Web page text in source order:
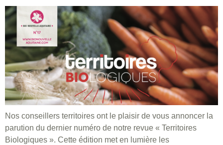
Nos conseillers territoires ont le plaisir de vous annoncer la
parution du dernier numéro de notre revue « Territoires
Biologiques ». Cette édition met en lumière les